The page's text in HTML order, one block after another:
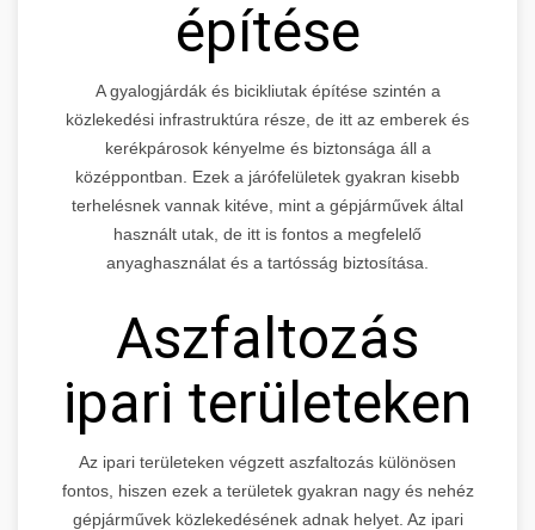
építése
A gyalogjárdák és bicikliutak építése szintén a
közlekedési infrastruktúra része, de itt az emberek és
kerékpárosok kényelme és biztonsága áll a
középpontban. Ezek a járófelületek gyakran kisebb
terhelésnek vannak kitéve, mint a gépjárművek által
használt utak, de itt is fontos a megfelelő
anyaghasználat és a tartósság biztosítása.
Aszfaltozás
ipari területeken
Az ipari területeken végzett aszfaltozás különösen
fontos, hiszen ezek a területek gyakran nagy és nehéz
gépjárművek közlekedésének adnak helyet. Az ipari